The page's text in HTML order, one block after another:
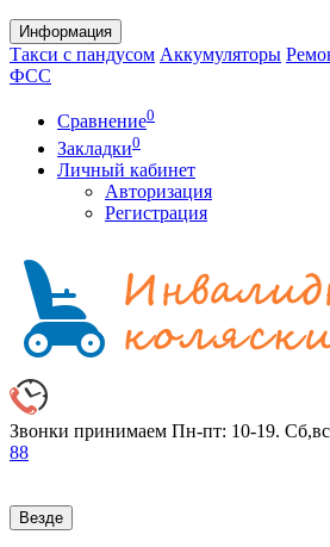
Информация
Такси с пандусом Аккумуляторы
ФСС
Сравнение0
Закладки0
Личный кабинет
Авторизация
Регистрация
Звонки принимаем Пн-пт: 10-19.
88
Везде